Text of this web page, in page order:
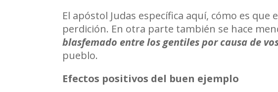
El apóstol Judas específica aquí, cómo es
perdición. En otra parte también se hace
blasfemado entre los gentiles por causa de
pueblo.
Efectos positivos del buen ejemplo